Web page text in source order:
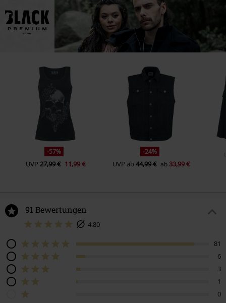
-57%
UVP 27,99 € 11,99 €
-24%
UVP ab44,99 € ab33,99 €
91 Bewertungen
4.80
81
6
3
1
0